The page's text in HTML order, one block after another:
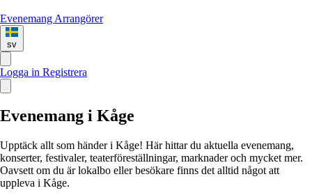
Evenemang Arrangörer
sv
Logga in Registrera
Evenemang i Kåge
Upptäck allt som händer i Kåge! Här hittar du aktuella evenemang,
konserter, festivaler, teaterföreställningar, marknader och mycket mer.
Oavsett om du är lokalbo eller besökare finns det alltid något att
uppleva i Kåge.